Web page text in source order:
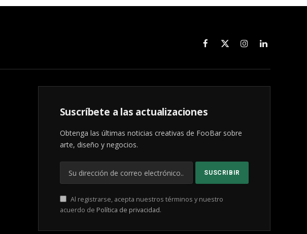
Facebook
X
InstagramLinkedIn
Suscríbete a las actualizaciones
Obtenga las últimas noticias creativas de FooBar sobre
arte, diseño y negocios.
Al registrarse, acepta nuestros términos y nuestro
acuerdo de Política de privacidad.